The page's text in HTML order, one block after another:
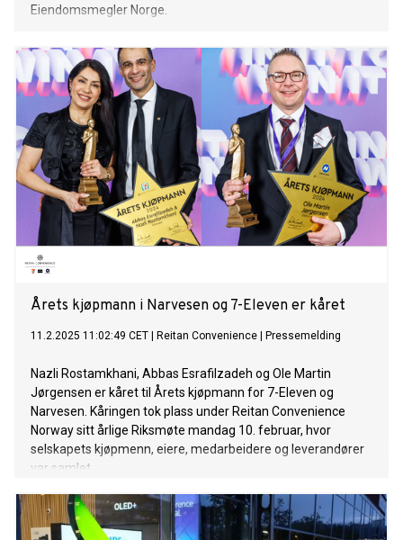
Eiendomsmegler Norge.
Årets kjøpmann i Narvesen og 7-Eleven er kåret
11.2.2025 11:02:49 CET Reitan Convenience Pressemelding
Nazli Rostamkhani, Abbas Esrafilzadeh og Ole Martin
Jørgensen er kåret til Årets kjøpmann for 7-Eleven og
Narvesen. Kåringen tok plass under Reitan Convenience
Norway sitt årlige Riksmøte mandag 10. februar, hvor
selskapets kjøpmenn, eiere, medarbeidere og leverandører
var samlet.